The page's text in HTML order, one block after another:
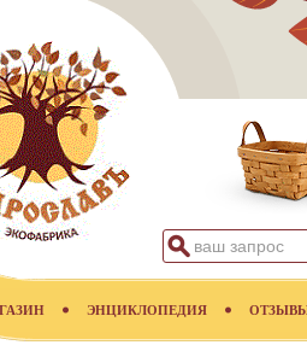
ЭНЦИКЛОПЕДИЯ